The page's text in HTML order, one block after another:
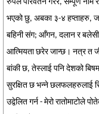
रुपले परिवर्तन गरेर, सम्पूर्ण
भएको छु, अबका ३-४ हप्ताहरु,
बहिनी संग; आँगन, दलान र
आत्मियता छरेर जान्छ। नत्र त
बांकी छ, तेस्लाई पनि देशको
सुरक्षित छ भन्ने छलफलहरुलाई
उद्वेलित गर्न - मेरो